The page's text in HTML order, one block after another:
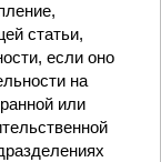
статьи,
если оно
на
или